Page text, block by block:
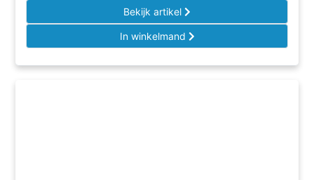
Bekijk artikel
In winkelmand